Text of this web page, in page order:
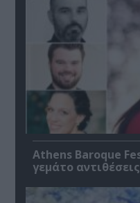
Athens Baroque
γεμάτο αντιθέσεις